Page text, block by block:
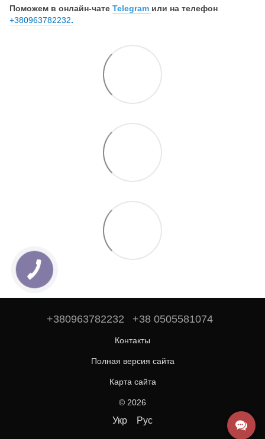
Поможем в онлайн-чате Telegram или на телефон
+380963782232.
+380963782232 +38 0505581074
Контакты
Полная версия сайта
Карта сайта
© 2026
Укр Рус